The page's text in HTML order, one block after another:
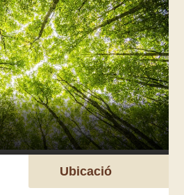
Ubicació